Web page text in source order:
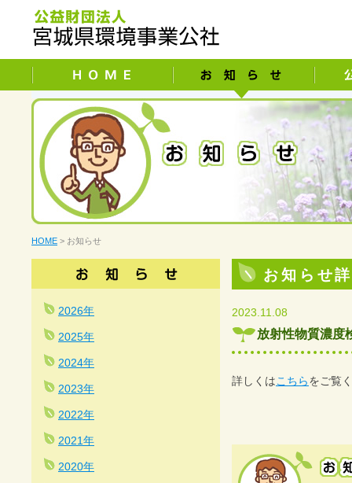
HOME > お知らせ
お知らせ
2023.11.08
放射性物質濃度
詳しくはこちら をご覧
2026年
2025年
2024年
2023年
2022年
2021年
2020年